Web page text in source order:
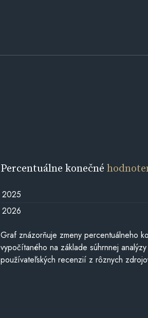
Percentuálne konečné
2025
2026
Graf znázorňuje zmeny percentuálneho
vypočítaného na základe súhrnnej
používateľských recenzií z rôznych